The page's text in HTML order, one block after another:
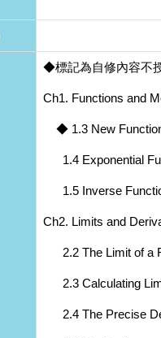
◆標記為自修內容不
Ch1. Functions and
◆ 1.3 New
1.4 Exponential
1.5 Inverse
Ch2. Limits and
2.2 The Limit of a
2.3 Calculating
2.4 The Precise